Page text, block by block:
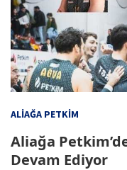
ALIAĞA PETKIM
Aliağa
Devam Ediyor